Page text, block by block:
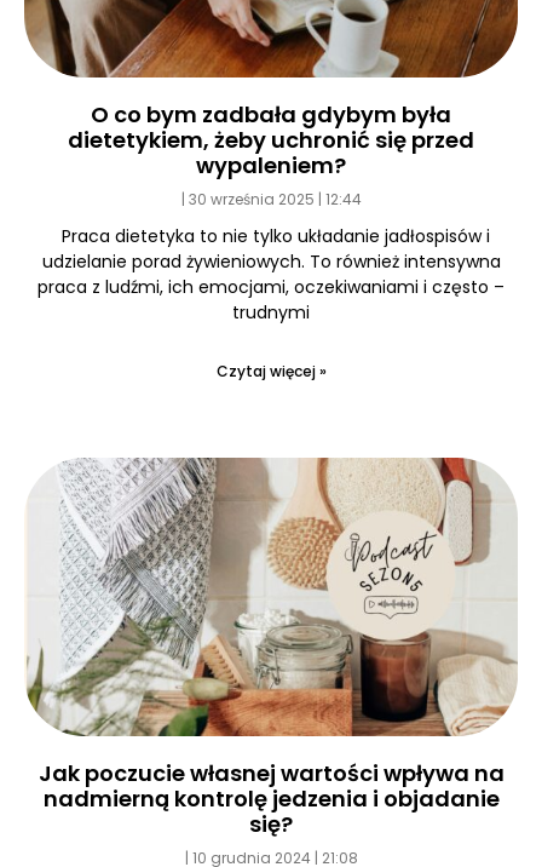
O co bym zadbała gdybym była
dietetykiem, żeby uchronić się przed
wypaleniem?
30 września 2025 12:44
Praca dietetyka to nie tylko układanie jadłospisów i
udzielanie porad żywieniowych. To również intensywna
praca z ludźmi, ich emocjami, oczekiwaniami i często –
trudnymi
Czytaj więcej »
Jak poczucie własnej wartości wpływa na
nadmierną kontrolę jedzenia i objadanie
się?
10 grudnia 2024 21:08